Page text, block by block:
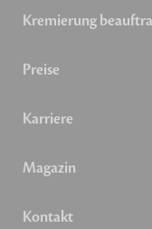
Kremierung
Preise
Karriere
Magazin
Kontakt